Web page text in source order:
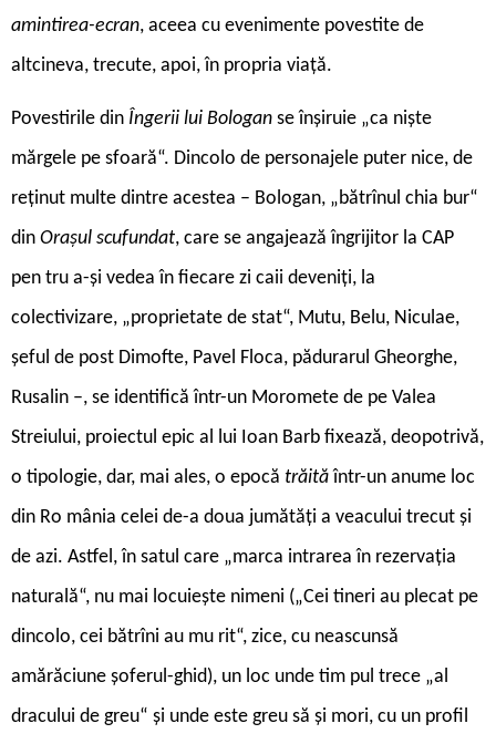
amintirea-ecran, aceea cu evenimente povestite de
altcineva, trecute, apoi, în propria viață.
Povestirile din Îngerii lui Bologan se înșiruie „ca niște
mărgele pe sfoară“. Dincolo de personajele puter nice, de
reținut multe dintre acestea – Bologan, „bătrînul chia bur“
din Orașul scufundat, care se angajează îngrijitor la CAP
pen tru a-și vedea în fiecare zi caii deveniți, la
colectivizare, „proprietate de stat“, Mutu, Belu, Niculae,
șeful de post Dimofte, Pavel Floca, pădurarul Gheorghe,
Rusalin –, se identifică într-un Moromete de pe Valea
Streiului, proiectul epic al lui Ioan Barb fixează, deopotrivă,
o tipologie, dar, mai ales, o epocă trăităîntr-un anume loc
din Ro mânia celei de-a doua jumătăți a veacului trecut și
de azi. Astfel, în satul care „marca intrarea în rezervația
naturală“, nu mai locuiește nimeni („Cei tineri au plecat pe
dincolo, cei bătrîni au mu rit“, zice, cu neascunsă
amărăciune șoferul-ghid), un loc unde tim pul trece „al
dracului de greu“ și unde este greu să și mori, cu un profil